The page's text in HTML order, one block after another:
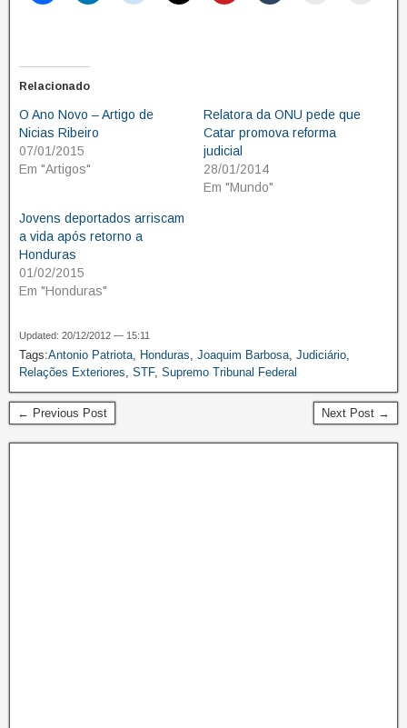
Relacionado
O Ano Novo – Artigo de
Nicias Ribeiro
07/01/2015
Em "Artigos"
Relatora da ONU pede que
Catar promova reforma
judicial
28/01/2014
Em "Mundo"
Jovens deportados arriscam
a vida após retorno a
Honduras
01/02/2015
Em "Honduras"
Updated: 20/12/2012 — 15:11
Tags:Antonio Patriota, Honduras, Joaquim Barbosa, Judiciário,
Relações Exteriores, STF, Supremo Tribunal Federal
← Previous Post Next Post →